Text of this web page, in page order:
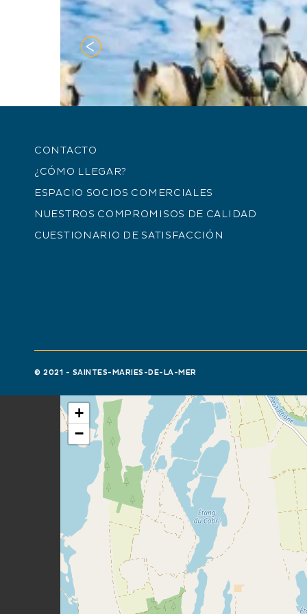
+
−
CONTACTO
¿CÓMO LLEGAR?
ESPACIO SOCIOS COMERCIALES
NUESTROS COMPROMISOS DE CALIDAD
CUESTIONARIO DE SATISFACCIÓN
© 2021 - SAINTES-MARIES-DE-LA-MER